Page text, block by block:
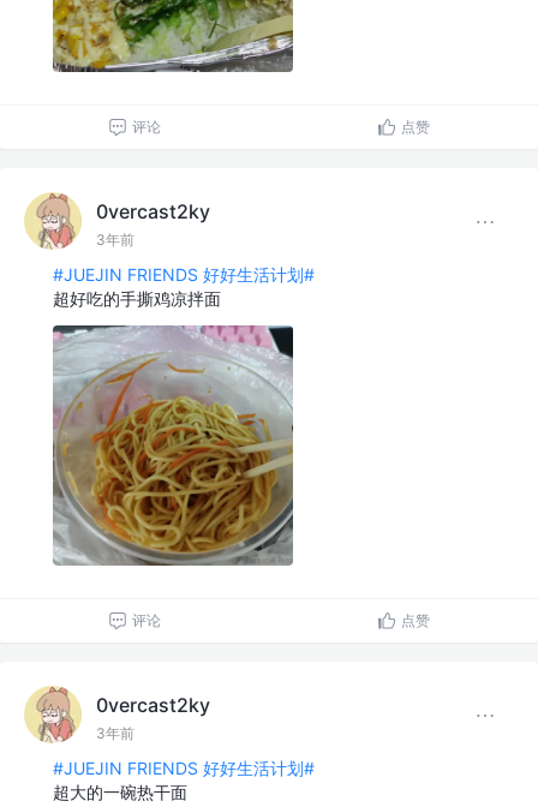
评论 点赞
0vercast2ky
3年前
#JUEJIN FRIENDS 好好生活计划#
超好吃的手撕鸡凉拌面
评论 点赞
0vercast2ky
3年前
#JUEJIN FRIENDS 好好生活计划#
超大的一碗热干面